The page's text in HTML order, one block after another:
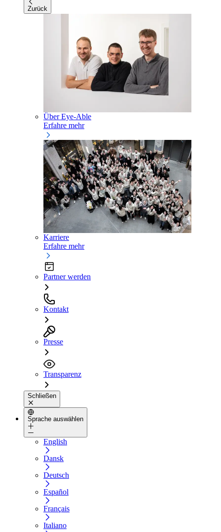
Zurück
Über Eye-Able
Erfahre mehr
Karriere
Erfahre mehr
Partner werden
Kontakt
Presse
Transparenz
Schließen
Sprache auswählen
English
Dansk
Deutsch
Español
Français
Italiano